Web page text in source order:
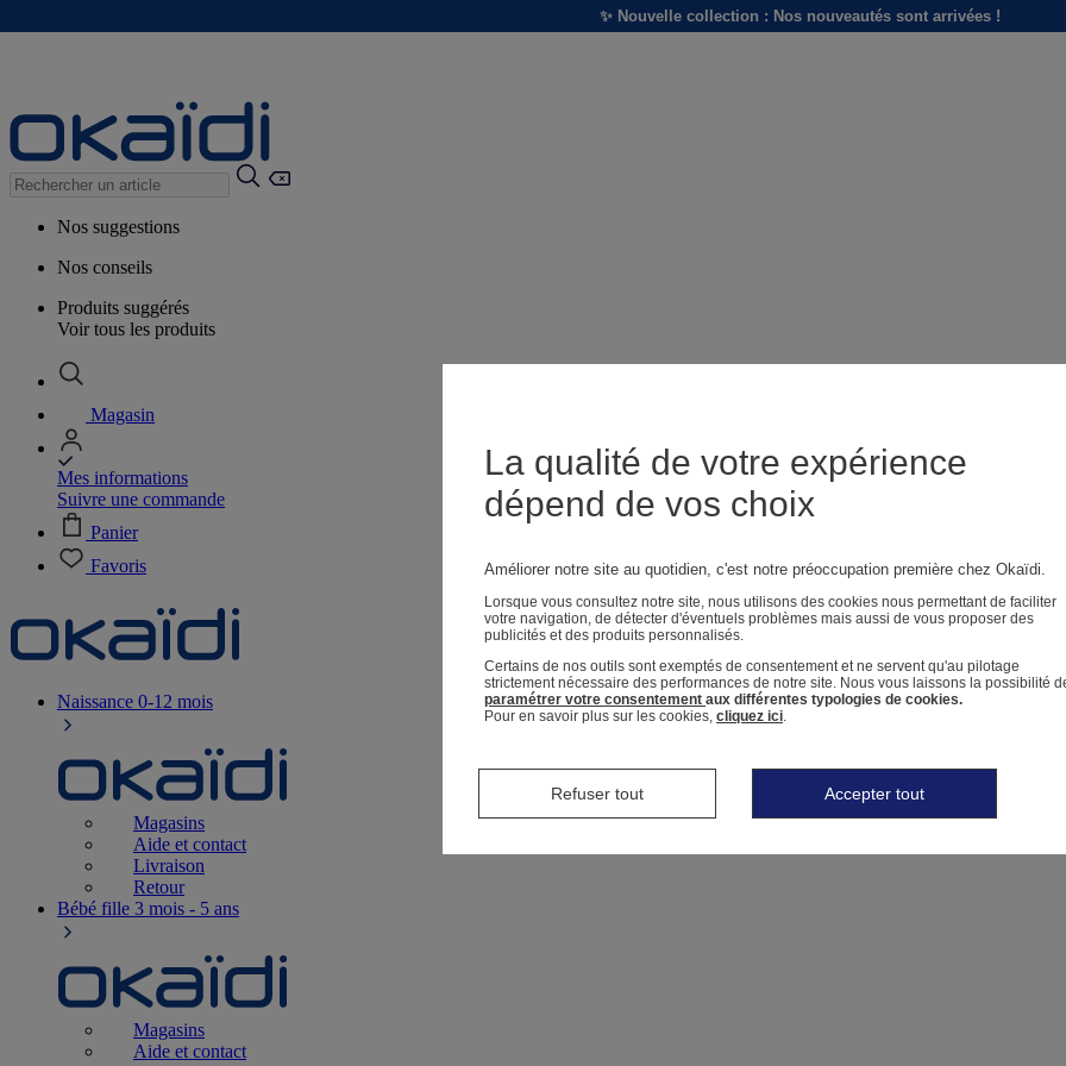
✨ Nouvelle collection : Nos nouveautés sont arrivées !
Nos suggestions
Nos conseils
Produits suggérés
Voir tous les produits
Magasin
Mes informations
Suivre une commande
Panier
Favoris
Naissance 0-12 mois
Magasins
Aide et contact
Livraison
Retour
Bébé fille 3 mois - 5 ans
Magasins
Aide et contact
La qualité de votre expérience
dépend de vos choix
Améliorer notre site au quotidien, c'est notre préoccupation première chez Okaïdi.
Lorsque vous consultez notre site, nous utilisons des cookies nous permettant de faciliter
votre navigation, de détecter d'éventuels problèmes mais aussi de vous proposer des
publicités et des produits personnalisés.
Certains de nos outils sont exemptés de consentement et ne servent qu'au pilotage
strictement nécessaire des performances de notre site. Nous vous laissons la possibilité
paramétrer votre consentement aux différentes typologies de cookies.
Pour en savoir plus sur les cookies, cliquez ici.
Refuser tout Accepter tout